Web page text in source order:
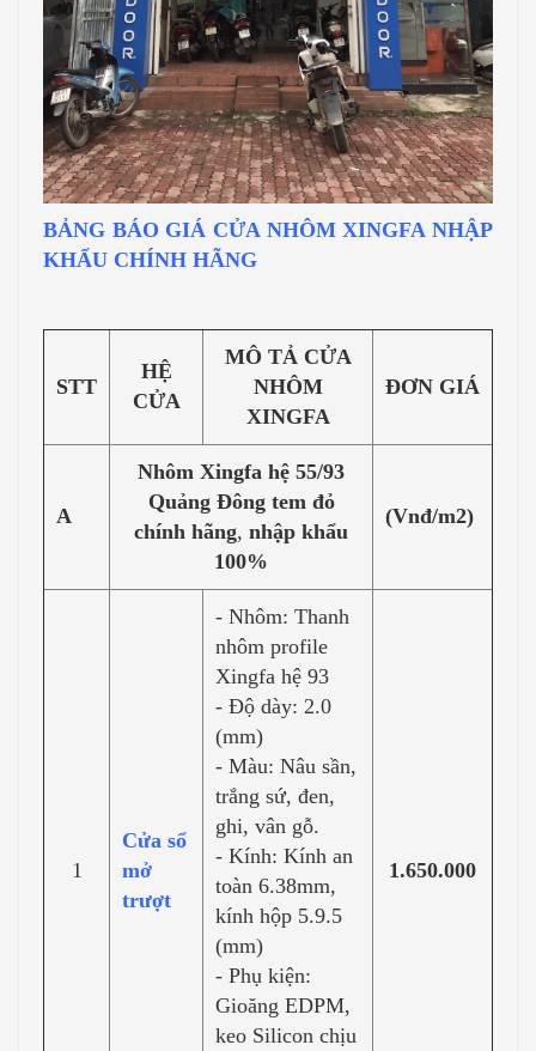
BẢNG BÁO GIÁ CỬA NHÔM XINGFA NHẬP
KHẨU CHÍNH HÃNG
STT
HỆ
CỬA
MÔ TẢ CỬA
NHÔM
XINGFA
ĐƠN GIÁ
A
Nhôm Xingfa hệ 55/93
Quảng Đông tem đỏ
chính hãng, nhập khẩu
100%
(Vnđ/m2)
1
Cửa sổ
mở
trượt
- Nhôm: Thanh
nhôm profile
Xingfa hệ 93
- Độ dày: 2.0
(mm)
- Màu: Nâu sần,
trắng sứ, đen,
ghi, vân gỗ.
- Kính: Kính an
toàn 6.38mm,
kính hộp 5.9.5
(mm)
- Phụ kiện:
Gioăng EDPM,
keo Silicon chịu
1.650.000